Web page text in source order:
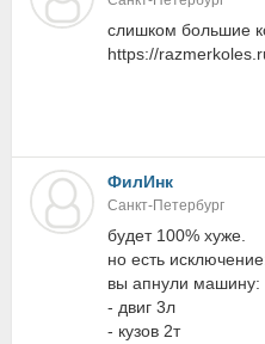
слишком большие
https://
ФилИнк
Санкт-Петербург
будет 100% хуже.
но есть
вы апнули машину:
- двиг 3л
- кузов 2т